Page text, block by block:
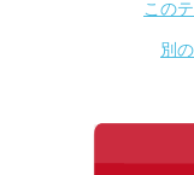
この
別